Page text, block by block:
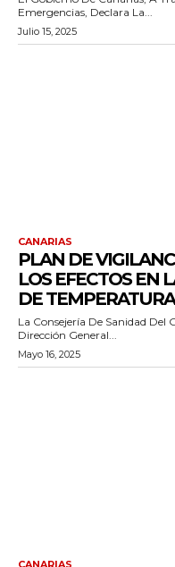
Emergencias, Declara La...
Julio 15, 2025
CANARIAS
PLAN DE
LOS EFECTOS EN
DE
La Consejería De Sanidad Del
Dirección General...
Mayo 16, 2025
CANARIAS